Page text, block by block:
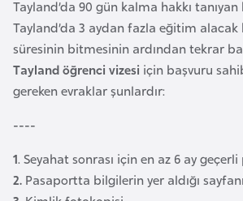
Tayland’da 90 gün kalma hakkı
Tayland’da 3 aydan fazla eğitim alacak
süresinin bitmesinin ardından tekrar
Tayland öğrenci vizesi için başvuru
gereken evraklar şunlardır:
----
1. Seyahat sonrası için en az 6 ay
2. Pasaportta bilgilerin yer aldığı
a
H
e
r
e
B